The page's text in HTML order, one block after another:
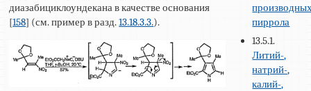
диазабициклоундекана в качестве основания
[158] (см. пример в разд.13.18.3.3.).
пиррола
13.5.1.
Литий-,
натрий-,
калий-,